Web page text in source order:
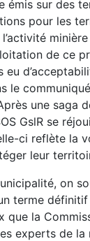
émis sur des
pour les
de ce
eu
le
une saga
GslR se
ci reflète la
leur
on
terme
que la
experts de